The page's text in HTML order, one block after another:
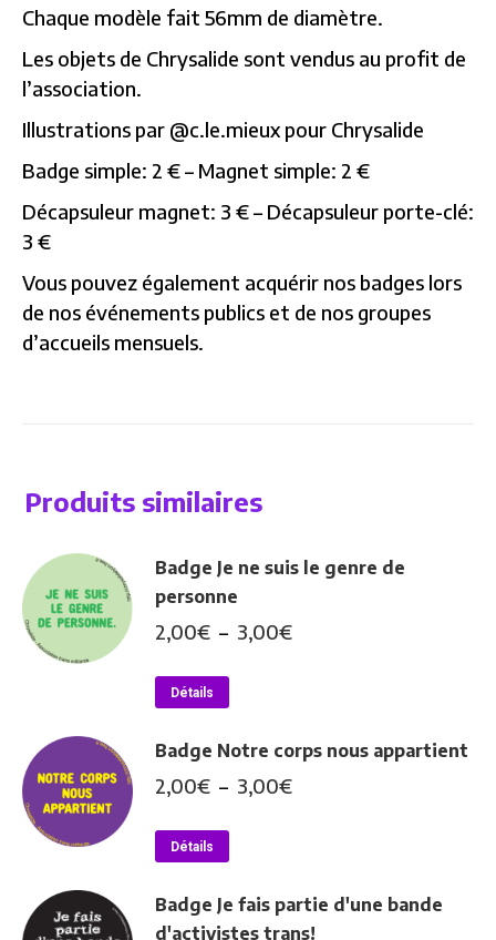
Chaque modèle fait 56mm de diamètre.
Les objets de Chrysalide sont vendus au profit de
l’association.
Illustrations par @c.le.mieux pour Chrysalide
Badge simple: 2 € – Magnet simple: 2 €
Décapsuleur magnet: 3 € – Décapsuleur porte-clé:
3 €
Vous pouvez également acquérir nos badges lors
de nos événements publics et de nos groupes
d’accueils mensuels.
Produits similaires
Badge Je ne suis le genre de
personne
2,00€ – 3,00€Plage
à
3,00€
Détails
Ce
produit
a
plusieurs
Les
options
peuvent
être
Badge Notre corps nous appartient
2,00€ – 3,00€Plage
à
3,00€
Détails
Ce
produit
a
plusieurs
Badge Je fais partie d'une bande
d'activistes trans!